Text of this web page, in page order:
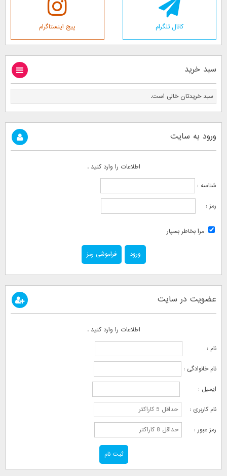
کانال تلگرام پیج اینستاگرام
سبد خرید
سبد خریدتان خالی است.
ورود به سایت
اطلاعات را وارد کنید .
شناسه :
رمز :
مرا بخاطر بسپار
فراموشی رمز
عضویت در سایت
اطلاعات را وارد کنید .
نام :
نام خانوادگی :
ایمیل :
نام کاربری :
رمز عبور :